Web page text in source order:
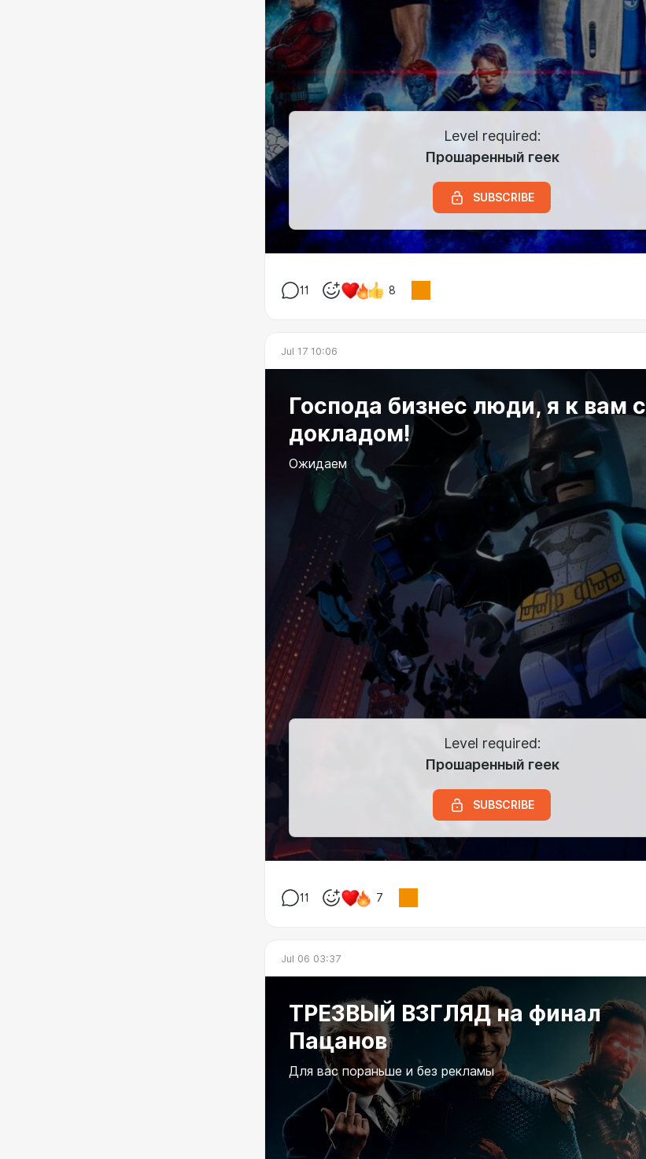
Level required:
Прошаренный геек
SUBSCRIBE
11 8
Jul 17 10:06
Господа бизнес люди, я к вам с
докладом!
Ожидаем
Level required:
Прошаренный геек
SUBSCRIBE
11 7
Jul 06 03:37
ТРЕЗВЫЙ ВЗГЛЯД на финал
Пацанов
Для вас пораньше и без рекламы